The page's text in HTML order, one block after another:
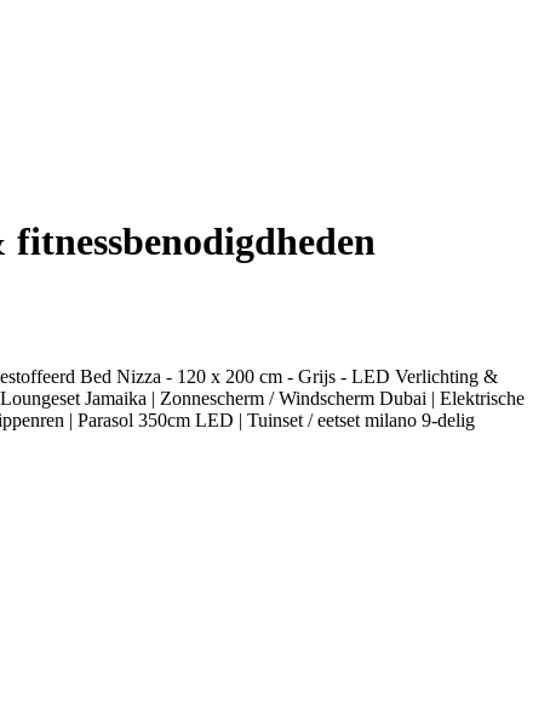
Bed Nizza - 120 x 200 cm - Grijs - LED Verlichting &
Jamaika | Zonnescherm / Windscherm Dubai | Elektrische
| Parasol 350cm LED | Tuinset / eetset milano 9-delig